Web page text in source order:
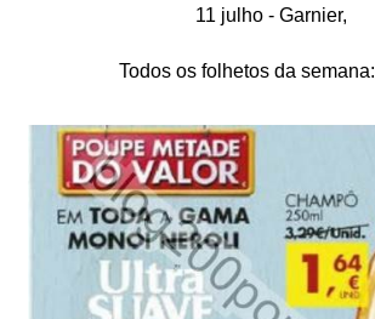
11 julho - Garnier,
Todos os folhetos da semana: